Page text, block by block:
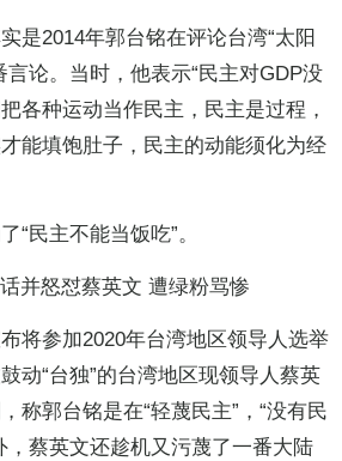
是2014年郭台铭在评论台湾“太阳
言论。当时，他表示“民主对GDP没
各种运动当作民主，民主是过程，
能填饱肚子，民主的动能须化为经
“民主不能当饭吃”。
将参加2020年台湾地区领导人选举
动“台独”的台湾地区现领导人蔡英
称郭台铭是在“轻蔑民主”，“没有民
，蔡英文还趁机又污蔑了一番大陆